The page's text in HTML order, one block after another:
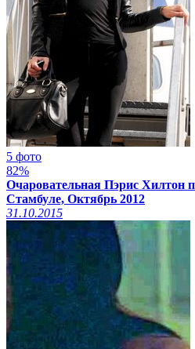
5 фото
82%
Очаровательная Пэрис Хилтон
Стамбуле, Октябрь 2012
31.10.2015